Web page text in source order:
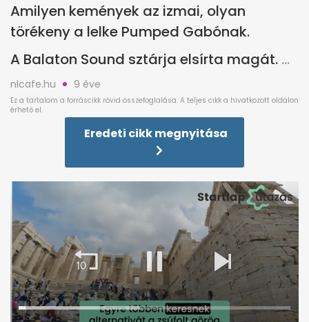
Amilyen kemények az izmai, olyan
törékeny a lelke Pumped Gabónak.
A Balaton Sound sztárja elsírta magát.
nlcafe.hu 9 éve
Eredeti cikk megnyitása